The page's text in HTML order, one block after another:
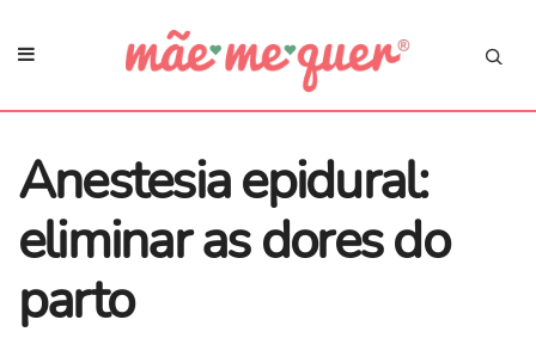
Anestesia epidural:
eliminar as dores do
parto